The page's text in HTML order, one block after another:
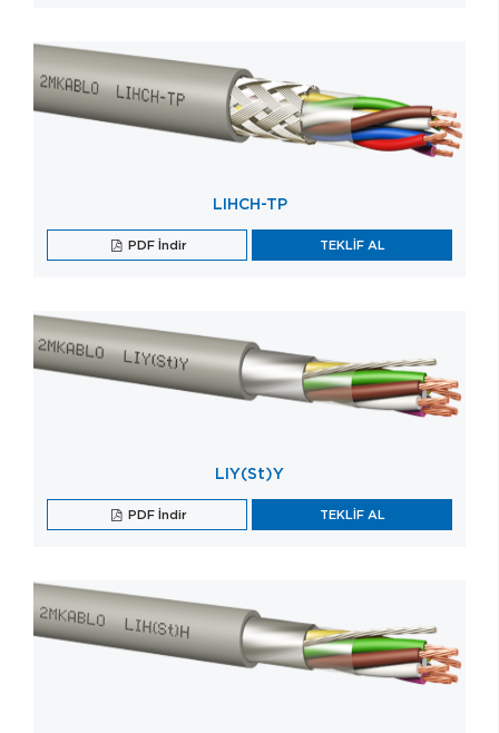
LIHCH-TP
PDF İndir TEKLİF AL
LIY(St)Y
PDF İndir TEKLİF AL